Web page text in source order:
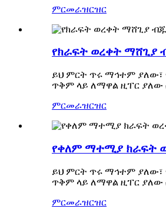
ምርመራዝርዝር
የክራፍት ወረቀት ማሸጊያ
ይህ ምርት ጥሩ ማኅተም ያለው፣
ጥቅም ላይ ለማዋል ዚፐር ያለው
ምርመራዝርዝር
የቀለም ማተሚያ ክራፍት
ይህ ምርት ጥሩ ማኅተም ያለው፣
ጥቅም ላይ ለማዋል ዚፐር ያለው
ምርመራዝርዝር